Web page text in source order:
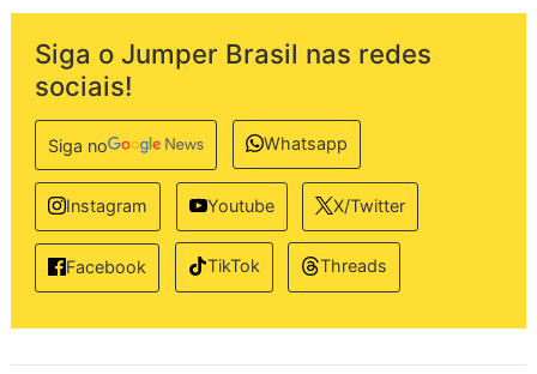
Siga o Jumper Brasil nas redes
sociais!
Siga no Whatsapp
Instagram Youtube X/Twitter
Facebook TikTok Threads